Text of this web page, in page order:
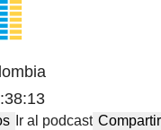
Ir al podcast Compartir